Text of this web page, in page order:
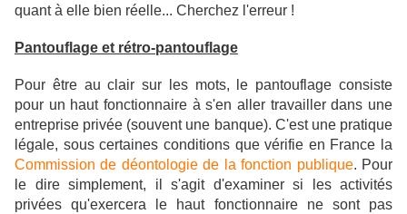
quant à elle bien réelle... Cherchez l'erreur !
Pantouflage et rétro-pantouflage
Pour être au clair sur les mots, le pantouflage consiste
pour un haut fonctionnaire à s'en aller travailler dans une
entreprise privée (souvent une banque). C'est une pratique
légale, sous certaines conditions que vérifie en France la
Commission de déontologie de la fonction publique. Pour
le dire simplement, il s'agit d'examiner si les activités
privées qu'exercera le haut fonctionnaire ne sont pas